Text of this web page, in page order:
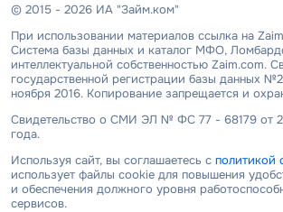
© 2015 - 2026 ИА "Займ.ком"
При использовании материалов ссылка на
Система базы данных и каталог МФО,
интеллектуальной собственностью Zaim.com.
государственной регистрации базы данных
ноября 2016. Копирование запрещается и
Свидетельство о СМИ ЭЛ № ФС 77 - 68179 от
года.
Используя сайт, вы соглашаетесь с политикой
использует файлы cookie для повышения
и обеспечения должного уровня
сервисов.